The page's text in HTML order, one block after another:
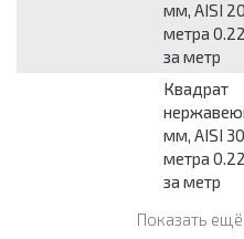
мм, AISI
метра
за метр
Квадрат
мм, AISI
метра
за метр
Показать ещё